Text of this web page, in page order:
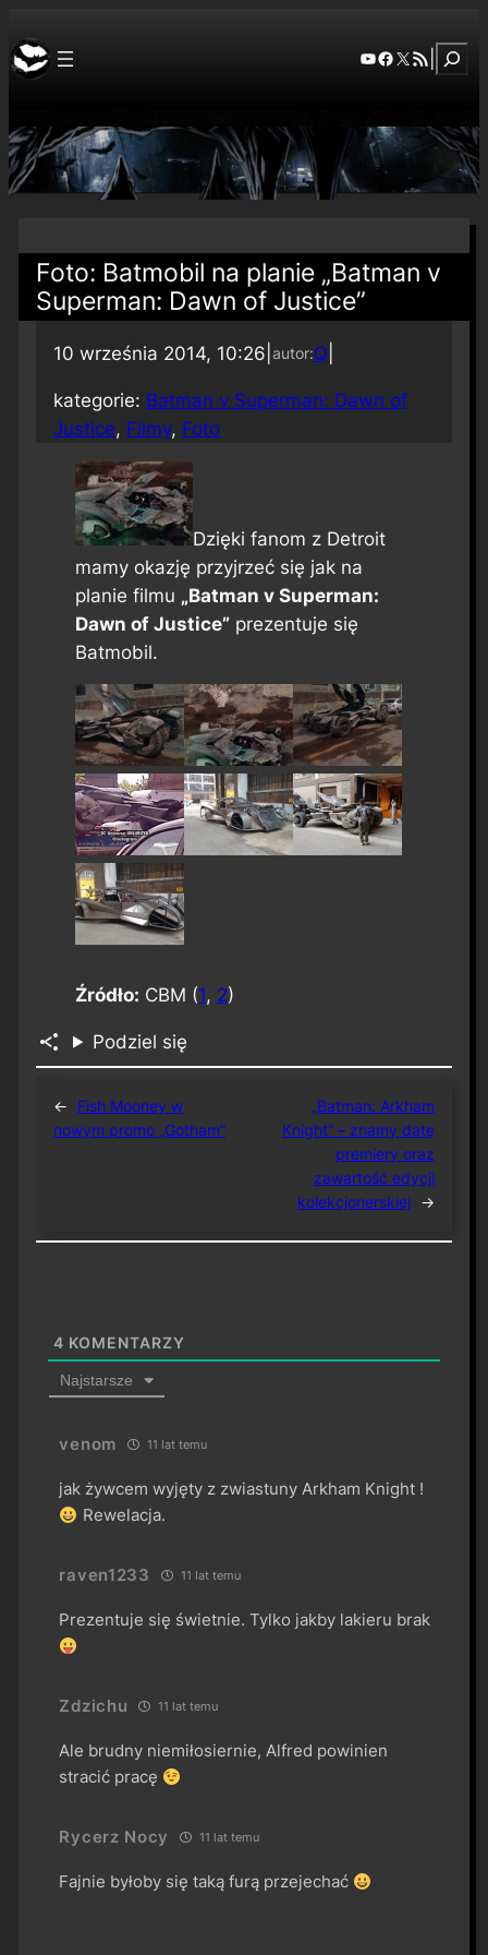
YouTube
Facebook
X RSS Feed
Foto: Batmobil na planie „Batman v
Superman: Dawn of Justice”
10 września 2014, 10:26 autor:Q
kategorie: Batman v Superman: Dawn of
Justice, Filmy, Foto
Dzięki fanom z Detroit
mamy okazję przyjrzeć się jak na
planie filmu „Batman v Superman:
Dawn of Justice”prezentuje się
Batmobil.
Źródło: CBM (1, 2)
Podziel się
←
Fish Mooney w
nowym promo „Gotham”
„Batman: Arkham
Knight” – znamy datę
premiery oraz
zawartość edycji
kolekcjonerskiej →
4 KOMENTARZY
Najstarsze
venom 11 lat temu
jak żywcem wyjęty z zwiastuny Arkham Knight !
Rewelacja.
raven1233 11 lat temu
Prezentuje się świetnie. Tylko jakby lakieru brak
Zdzichu 11 lat temu
Ale brudny niemiłosiernie, Alfred powinien
stracić pracę
Rycerz Nocy 11 lat temu
Fajnie byłoby się taką furą przejechać